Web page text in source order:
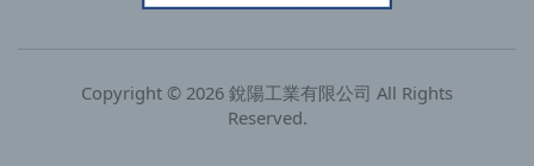
Copyright © 2026 銳陽工業有限公司 All Rights
Reserved.